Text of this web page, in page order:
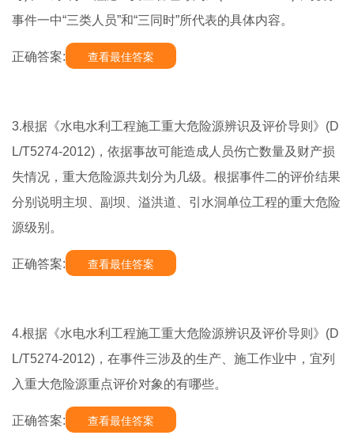
事件一中“三类人员”和“三同时”所代表的具体内容。
正确答案: 查看最佳答案
3.根据《水电水利工程施工重大危险源辨识及评价导则》(D
L/T5274-2012)，依据事故可能造成人员伤亡数量及财产损
失情况，重大危险源共划分为几级。根据事件二的评价结果
分别说明主坝、副坝、溢洪道、引水洞单位工程的重大危险
源级别。
正确答案: 查看最佳答案
4.根据《水电水利工程施工重大危险源辨识及评价导则》(D
L/T5274-2012)，在事件三涉及的生产、施工作业中，宜列
入重大危险源重点评价对象的有哪些。
正确答案: 查看最佳答案